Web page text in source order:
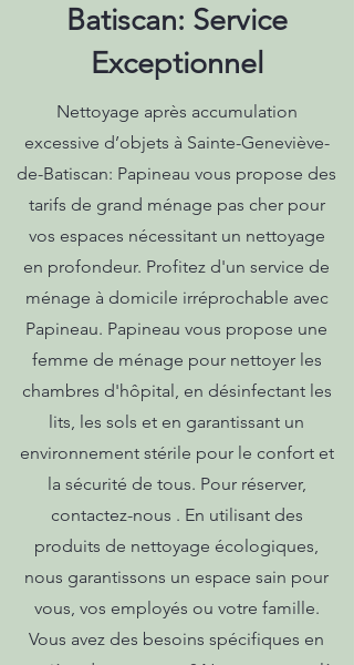
Batiscan: Service
Exceptionnel
Nettoyage après accumulation
excessive d’objets à Sainte-Geneviève-
de-Batiscan: Papineau vous propose des
tarifs de grand ménage pas cher pour
vos espaces nécessitant un nettoyage
en profondeur. Profitez d'un service de
ménage à domicile irréprochable avec
Papineau. Papineau vous propose une
femme de ménage pour nettoyer les
chambres d'hôpital, en désinfectant les
lits, les sols et en garantissant un
environnement stérile pour le confort et
la sécurité de tous. Pour réserver,
contactez-nous . En utilisant des
produits de nettoyage écologiques,
nous garantissons un espace sain pour
vous, vos employés ou votre famille.
Vous avez des besoins spécifiques en